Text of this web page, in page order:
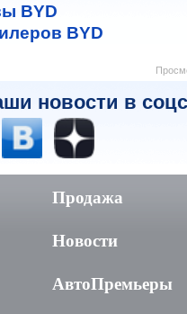
BYD
BYD
новости в
Продажа
Новости
АвтоПремьеры